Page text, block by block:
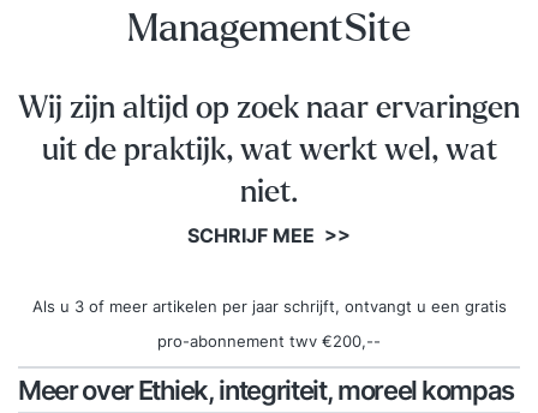
ManagementSite
Wij zijn altijd op zoek naar ervaringen
uit de praktijk, wat werkt wel, wat
niet.
SCHRIJF MEE >>
Als u 3 of meer artikelen per jaar schrijft, ontvangt u een gratis
pro-abonnement twv €200,--
Meer over Ethiek, integriteit, moreel kompas